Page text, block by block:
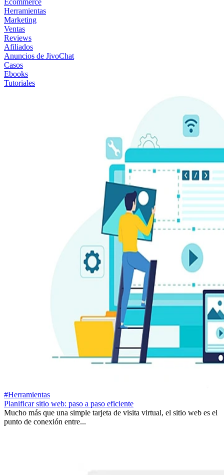
Ecommerce
Herramientas
Marketing
Ventas
Reviews
Afiliados
Anuncios de JivoChat
Casos
Ebooks
Tutoriales
#Herramientas
Planificar sitio web: paso a paso eficiente
Mucho más que una simple tarjeta de visita virtual, el sitio web es el
punto de conexión entre...